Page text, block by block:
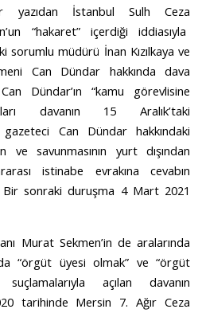
yazıdan İstanbul Sulh Ceza
“hakaret” içerdiği iddiasıyla
sorumlu müdürü İnan Kızılkaya ve
Can Dündar hakkında dava
Dündar’ın “kamu görevlisine
davanın 15 Aralık’taki
Can Dündar hakkındaki
ve savunmasının yurt dışından
istinabe evrakına cevabın
sonraki duruşma 4 Mart 2021
Murat Sekmen’in de aralarında
“örgüt üyesi olmak” ve “örgüt
açılan davanın
tarihinde Mersin 7. Ağır Ceza